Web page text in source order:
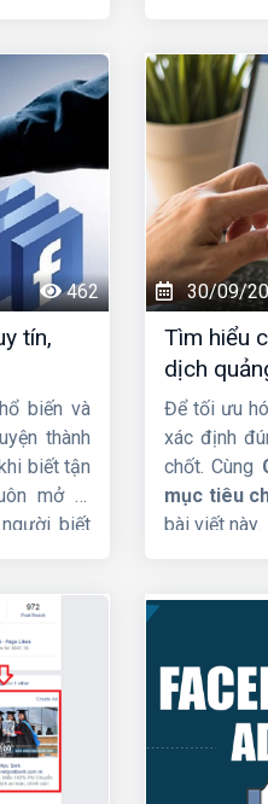
462
tín,
biến và
thành
biết tận
mở ra
biết
Hãy theo
lời.
30/09/
Tìm hiểu
dịch
Để tối ưu
xác định
chốt. Cùng
mục tiêu
bài viết này.